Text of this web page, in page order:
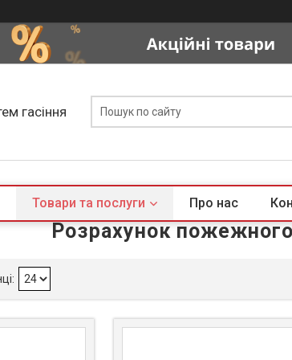
гасіння
Товари та послуги Про нас
Розрахунок